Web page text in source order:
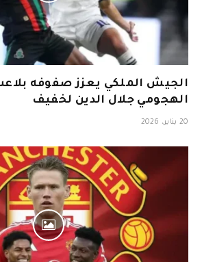
الجيش الملكي يعزز صفوفه
الهجومي جلال الدين لخفيف
20 يناير، 2026